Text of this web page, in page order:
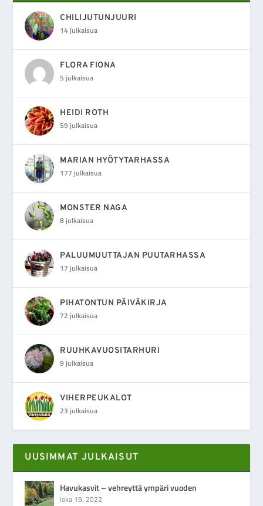
CHILIJUTUNJUURI
14 julkaisua
FLORA FIONA
5 julkaisua
HEIDI ROTH
59 julkaisua
MARIAN HYÖTYTARHASSA
177 julkaisua
MONSTER NAGA
8 julkaisua
PALUUMUUTTAJAN PUUTARHASSA
17 julkaisua
PIHATONTUN PÄIVÄKIRJA
72 julkaisua
RUUHKAVUOSITARHURI
9 julkaisua
VIHERPEUKALOT
23 julkaisua
UUSIMMAT JULKAISUT
Havukasvit – vehreyttä ympäri vuoden
loka 19, 2022